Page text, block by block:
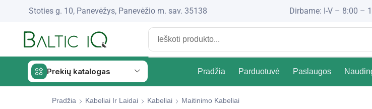
Stoties g. 10, Panevėžys, Panevėžio m. sav. 35138 Dirbame: I-V – 8:00 –
Prekių katalogas Pradžia Parduotuvė Paslaugos
Pradžia Kabeliai Ir Laidai Kabeliai Maitinimo Kabeliai